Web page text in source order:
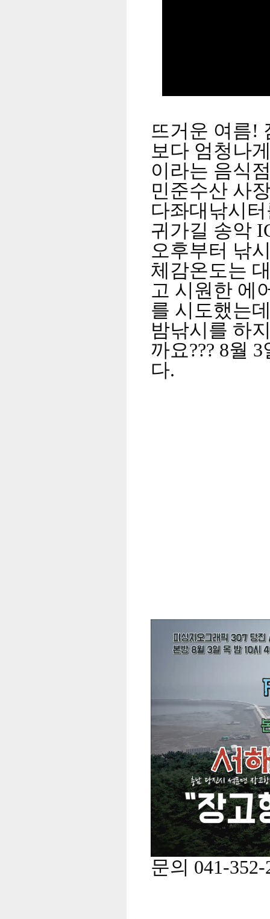
뜨거운 여름!
보다 엄청나
이라는 음식
민준수산 사
다좌대낚시
귀가길 송악
오후부터 낚
체감온도는
고 시원한 에
를 시도했는
밤낚시를 하
까요??? 8월
다.
문의 041-352-